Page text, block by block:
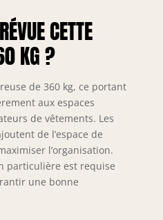
chevilles et
instructions
nécessaires.
sans outils
spécifiques. PLUS
D’ESPACE GRÂCE
AU CHÊNE – Les
étagères en chêne
massif ajoutent
une surface
supplémentaire
CETTE
KG ?
de 360 kg, ce portant
aux espaces
de vêtements. Les
de l’espace de
l’organisation.
particulière est requise
une bonne